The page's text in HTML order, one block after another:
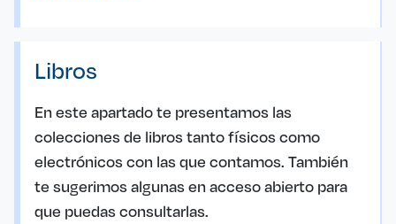
Libros
En este apartado te presentamos las
colecciones de libros tanto físicos como
electrónicos con las que contamos. También
te sugerimos algunas en acceso abierto para
que puedas consultarlas.